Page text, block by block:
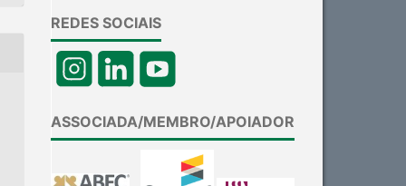
REDES SOCIAIS
ASSOCIADA/MEMBRO/APOIADOR